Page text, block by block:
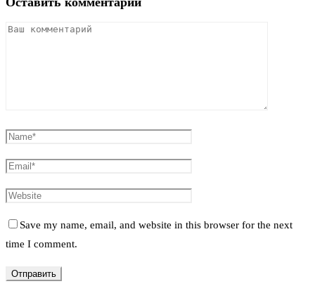
Save my name, email, and website in this browser for the next
time I comment.